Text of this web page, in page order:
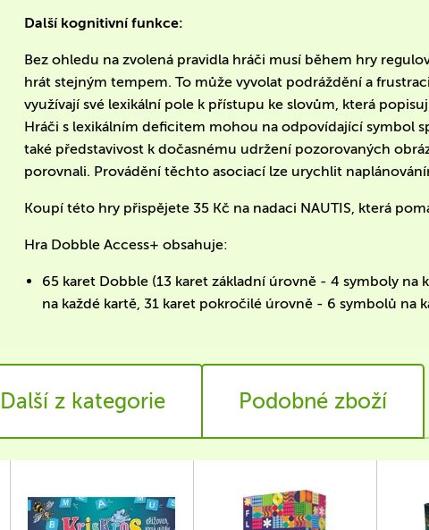
Další kognitivní funkce:
Bez ohledu na zvolená pravidla hráči musí během hry
hrát stejným tempem. To může vyvolat podráždění a
využívají své lexikální pole k přístupu ke slovům, která
Hráči s lexikálním deficitem mohou na odpovídající symbol
také představivost k dočasnému udržení pozorovaných
porovnali. Provádění těchto asociací lze urychlit
Koupí této hry přispějete 35 Kč na nadaci NAUTIS, která
Hra Dobble Access+ obsahuje:
65 karet Dobble (13 karet základní úrovně - 4 symboly na
na každé kartě, 31 karet pokročilé úrovně - 6 symbolů na
Další z kategorie Podobné zboží